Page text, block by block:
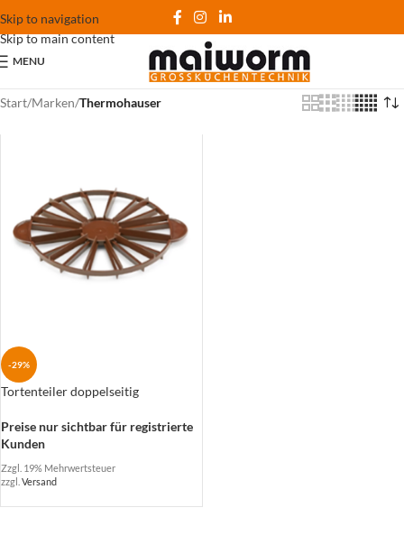
Skip to navigation
Skip to main content
MENU
Start/Marken/Thermohauser
-29%
Tortenteiler doppelseitig
Preise nur sichtbar für registrierte
Kunden
Zzgl. 19% Mehrwertsteuer
zzgl. Versand